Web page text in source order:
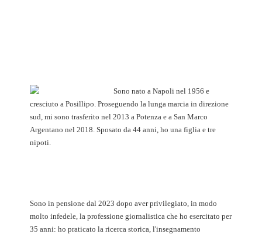
Sono nato a Napoli nel 1956 e
cresciuto a Posillipo. Proseguendo la lunga marcia in direzione
sud, mi sono trasferito nel 2013 a Potenza e a San Marco
Argentano nel 2018. Sposato da 44 anni, ho una figlia e tre
nipoti.
Sono in pensione dal 2023 dopo aver privilegiato, in modo
molto infedele, la professione giornalistica che ho esercitato per
35 anni: ho praticato la ricerca storica, l'insegnamento